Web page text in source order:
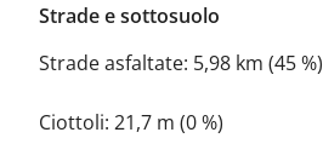
Strade e sottosuolo
Strade asfaltate: 5,98 km (45 %)
Ciottoli: 21,7 m (0 %)